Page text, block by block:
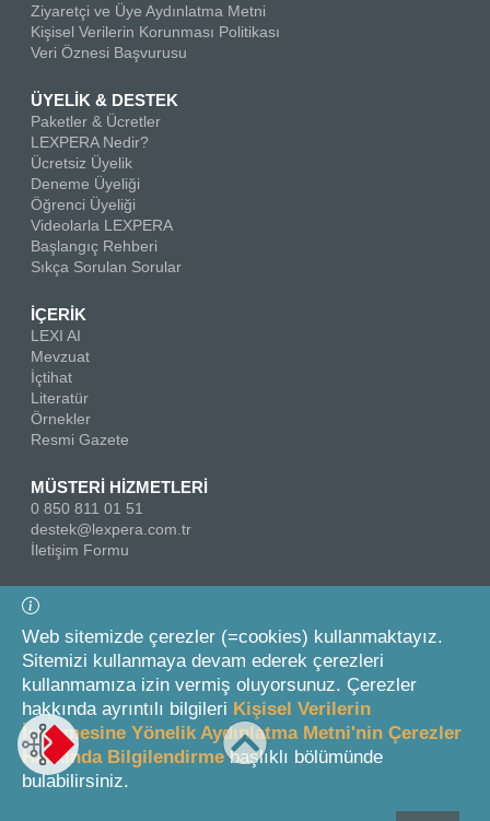
Ziyaretçi ve Üye Aydınlatma Metni
Kişisel Verilerin Korunması Politikası
Veri Öznesi Başvurusu
ÜYELİK & DESTEK
Paketler & Ücretler
LEXPERA Nedir?
Ücretsiz Üyelik
Deneme Üyeliği
Öğrenci Üyeliği
Videolarla LEXPERA
Başlangıç Rehberi
Sıkça Sorulan Sorular
İÇERİK
LEXI AI
Mevzuat
İçtihat
Literatür
Örnekler
Resmi Gazete
MÜSTERİ HİZMETLERİ
0 850 811 01 51
destek@lexpera.com.tr
İletişim Formu
Bizi Takip Edin
© 2026 On İki Levha Yayıncılık A.Ş.
Web sitemizde çerezler (=cookies) kullanmaktayız.
Sitemizi kullanmaya devam ederek çerezleri
kullanmamıza izin vermiş oluyorsunuz. Çerezler
hakkında ayrıntılı bilgileri Kişisel Verilerin
İşlenmesine Yönelik Aydınlatma Metni'nin Çerezler
Hakkında Bilgilendirmebaşlıklı bölümünde
bulabilirsiniz.